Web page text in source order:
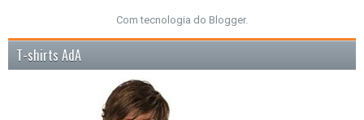
Com tecnologia do Blogger.
T-shirts AdA